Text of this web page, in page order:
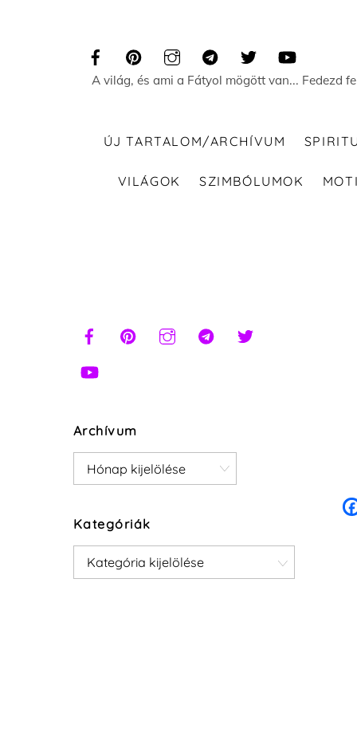
A világ, és ami a Fátyol mögött van... Fedezd
ÚJ TARTALOM/ARCHÍVUM
VILÁGOK SZIMBÓLUMOK
Archívum
Archívum
Kategóriák
Kategóriák